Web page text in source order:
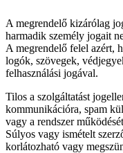
A megrendelő kizárólag
harmadik személy jogait
A megrendelő felel azért,
logók, szövegek,
felhasználási jogával.
Tilos a szolgáltatást
kommunikációra, spam
vagy a rendszer
Súlyos vagy ismételt
korlátozható vagy